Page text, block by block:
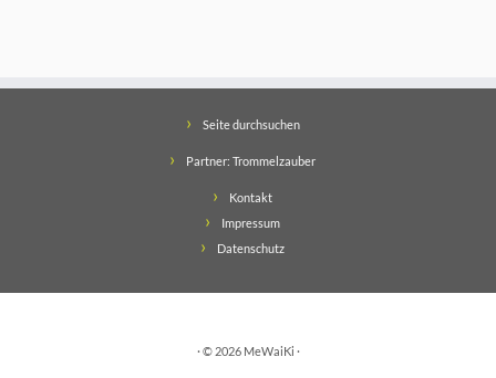
Seite durchsuchen
Partner: Trommelzauber
Kontakt
Impressum
Datenschutz
· © 2026 MeWaiKi ·